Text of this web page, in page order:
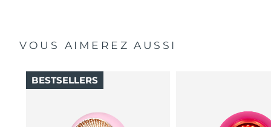
VOUS AIMEREZ AUSSI
BESTSELLERS